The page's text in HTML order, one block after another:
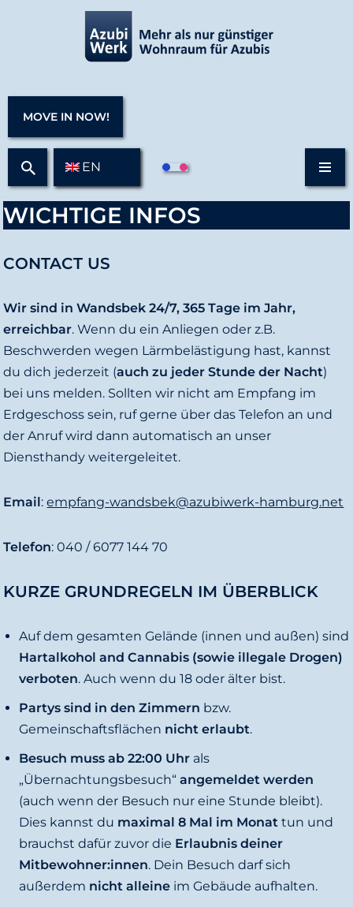
h
l
t
p
MOVE IN NOW!
EN
WICHTIGE INFOS
CONTACT US
Wir sind in Wandsbek 24/7, 365 Tage im Jahr,
erreichbar. Wenn du ein Anliegen oder z.B.
Beschwerden wegen Lärmbelästigung hast, kannst
du dich jederzeit (auch zu jeder Stunde der Nacht)
bei uns melden. Sollten wir nicht am Empfang im
Erdgeschoss sein, ruf gerne über das Telefon an und
der Anruf wird dann automatisch an unser
Diensthandy weitergeleitet.
Email:empfang-wandsbek@azubiwerk-hamburg.net
Telefon: 040 / 6077 144 70
KURZE GRUNDREGELN IM ÜBERBLICK
Auf dem gesamten Gelände (innen und außen) sind
Hartalkohol and Cannabis (sowie illegale Drogen)
verboten. Auch wenn du 18 oder älter bist.
Partys sind in den Zimmern bzw.
Gemeinschaftsflächen nicht erlaubt.
Besuch muss ab 22:00 Uhr als
„Übernachtungsbesuch“angemeldet werden
(auch wenn der Besuch nur eine Stunde bleibt).
Dies kannst du maximal 8 Mal im Monat tun und
brauchst dafür zuvor die Erlaubnis deiner
Mitbewohner:innen. Dein Besuch darf sich
außerdem nicht alleine im Gebäude aufhalten.